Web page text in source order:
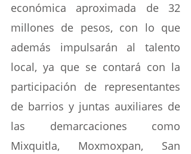
económica aproximada de 32
millones de pesos, con lo que
además impulsarán al talento
local, ya que se contará con la
participación de representantes
de barrios y juntas auxiliares de
las demarcaciones como
Mixquitla, Moxmoxpan, San